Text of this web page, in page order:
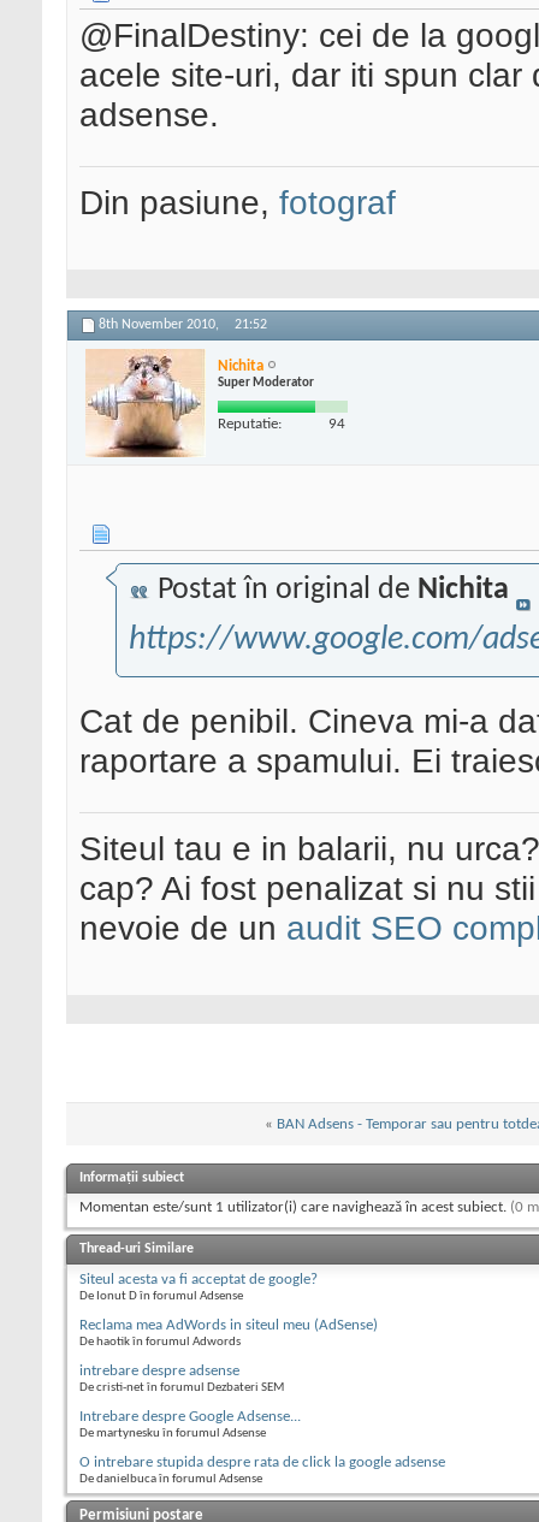
@FinalDestiny: cei de la
acele site-uri, dar iti spun
adsense.
Din pasiune, fotograf
8th November 2010, 21:52
Nichita
Super Moderator
Reputatie: 94
Postat în original de Nichita
https://www.google.com/
Cat de penibil. Cineva mi-a
raportare a spamului. Ei
Siteul tau e in balarii, nu
cap? Ai fost penalizat si nu
nevoie de un audit SEO
« BAN Adsens - Temporar sau pentru
Informații subiect
Momentan este/sunt 1 utilizator(i) care navighează în acest subiect. (0
Thread-uri Similare
Siteul acesta va fi acceptat de google?
De Ionut D în forumul Adsense
Reclama mea AdWords in siteul meu (AdSense)
De haotik în forumul Adwords
intrebare despre adsense
De cristi-net în forumul Dezbateri SEM
Intrebare despre Google Adsense...
De martynesku în forumul Adsense
O intrebare stupida despre rata de click la google adsense
De danielbuca în forumul Adsense
Permisiuni postare